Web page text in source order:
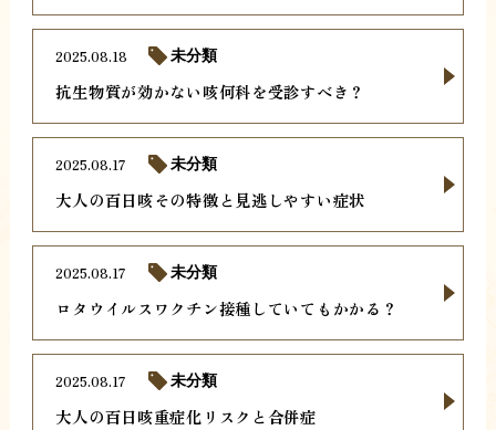
抗生物質が効かない咳何科を受診すべき？
2025.08.18 未分類
大人の百日咳その特徴と見逃しやすい症状
2025.08.17 未分類
ロタウイルスワクチン接種していてもかかる？
2025.08.17 未分類
大人の百日咳重症化リスクと合併症
2025.08.17 未分類